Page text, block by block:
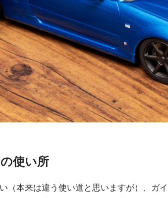
使い所
（本来は違う使い道と思いますが）、ガ